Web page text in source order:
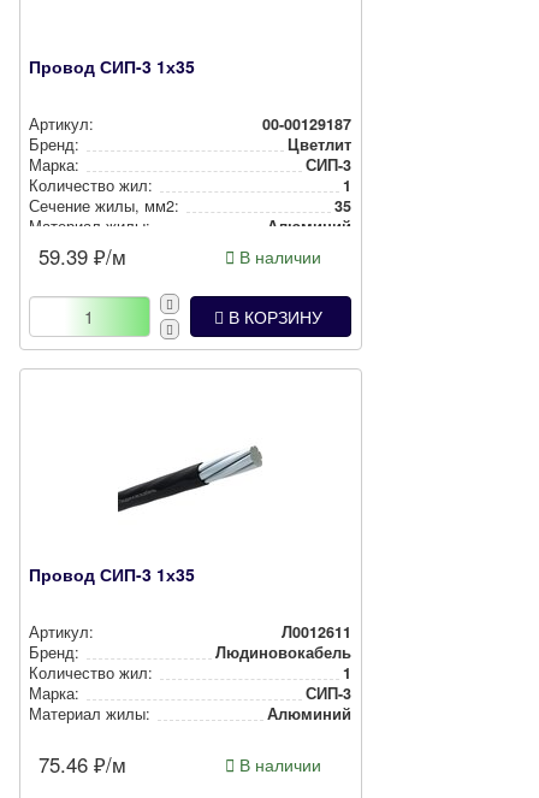
Провод СИП-3 1х35
Артикул:
00-00129187
Бренд:
Цветлит
Марка:
СИП-3
Количество жил:
1
Сечение жилы, мм2:
35
Материал жилы:
Алюминий
59.39 ₽/м В наличии
В КОРЗИНУ
Провод СИП-3 1х35
Артикул:
Л0012611
Бренд:
Людиновокабель
Количество жил:
1
Марка:
СИП-3
Материал жилы:
Алюминий
75.46 ₽/м В наличии